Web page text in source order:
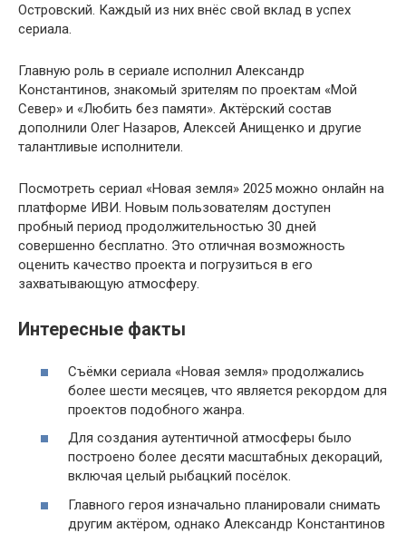
Островский. Каждый из них внёс свой вклад в успех
сериала.
Главную роль в сериале исполнил Александр
Константинов, знакомый зрителям по проектам «Мой
Север» и «Любить без памяти». Актёрский состав
дополнили Олег Назаров, Алексей Анищенко и другие
талантливые исполнители.
Посмотреть сериал «Новая земля» 2025 можно онлайн на
платформе ИВИ. Новым пользователям доступен
пробный период продолжительностью 30 дней
совершенно бесплатно. Это отличная возможность
оценить качество проекта и погрузиться в его
захватывающую атмосферу.
Интересные факты
Съёмки сериала «Новая земля» продолжались
более шести месяцев, что является рекордом для
проектов подобного жанра.
Для создания аутентичной атмосферы было
построено более десяти масштабных декораций,
включая целый рыбацкий посёлок.
Главного героя изначально планировали снимать
другим актёром, однако Александр Константинов